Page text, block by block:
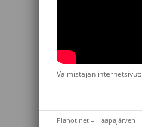
Valmistajan internetsivut:
Pianot.net – Haapajärven